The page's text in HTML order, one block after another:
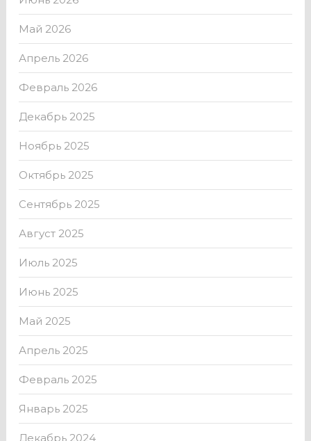
Май 2026
Апрель 2026
Февраль 2026
Декабрь 2025
Ноябрь 2025
Октябрь 2025
Сентябрь 2025
Август 2025
Июль 2025
Июнь 2025
Май 2025
Апрель 2025
Февраль 2025
Январь 2025
Декабрь 2024